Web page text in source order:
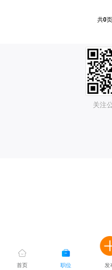
共0页
关注
首页 职位 发